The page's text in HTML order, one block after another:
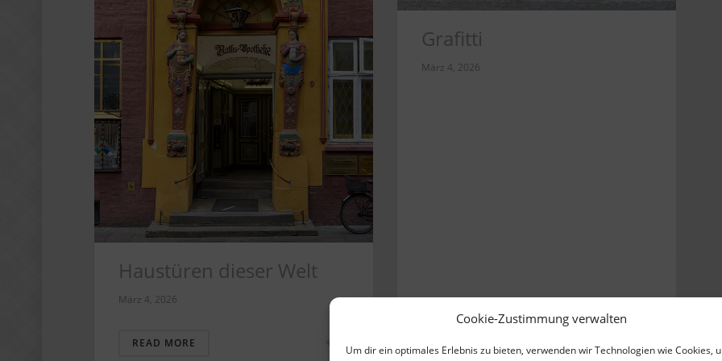
Cookie-Zustimmung verwalten
Um dir ein optimales Erlebnis zu bieten, verwenden wir Technologien wie Cookies,
Haustüren dieser Welt
März 4, 2026
READ MORE
Grafitti
März 4, 2026
0